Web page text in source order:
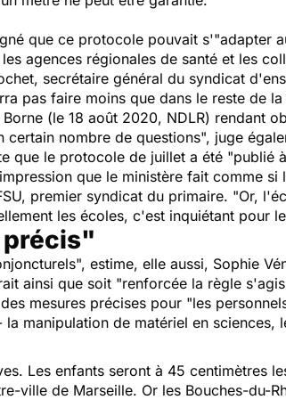
que ce protocole pouvait s'"adapter
agences régionales de santé et les
secrétaire général du syndicat
pas faire moins que dans le reste de
(le 18 août 2020, NDLR) rendant
nombre de questions", juge
que le protocole de juillet a été "publié
que le ministère fait comme
premier syndicat du primaire. "Or,
les écoles, c'est inquiétant pour
précis"
estime, elle aussi, Sophie
ainsi que soit "renforcée la règle
mesures précises pour "les
manipulation de matériel en
Les enfants seront à 45 centimètres
ville de Marseille. Or les Bouches-du-